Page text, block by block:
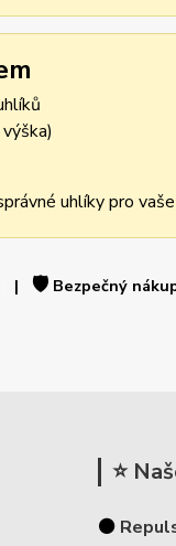
uhlíky pro
| 🛡️Bezpečný
⭐
⚫